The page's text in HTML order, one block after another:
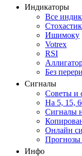
Индикаторы
Все
Стохастик
Ишимоку
Votrex
RSI
Без
Сигналы
Советы и
На 5, 15,
Сигналы
Онлайн
Прогнозы
Инфо